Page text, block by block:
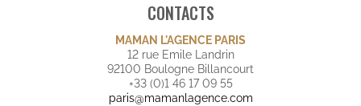
CONTACTS
MAMAN L'AGENCE PARIS
12 rue Emile Landrin
92100 Boulogne Billancourt
+33 (0)1 46 17 09 55
paris@mamanlagence.com